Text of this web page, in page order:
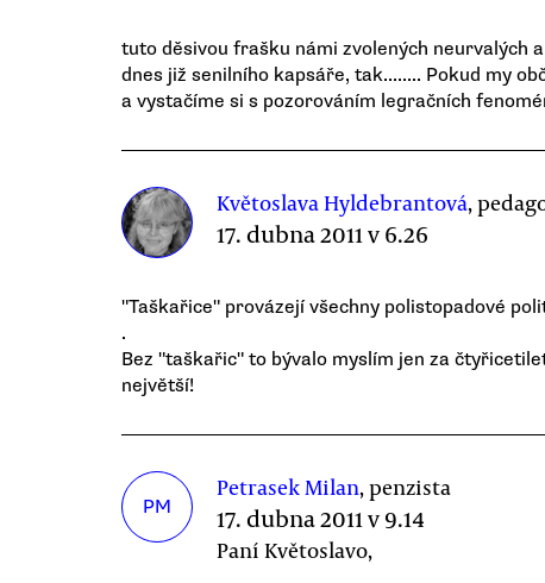
tuto děsivou frašku námi zvolených neurvalých
dnes již senilního kapsáře, tak........ Pokud my
a vystačíme si s pozorováním legračních
Květoslava Hyldebrantová,
17. dubna 2011 v 6.26
"Taškařice" provázejí všechny polistopadové
.
Bez "taškařic" to bývalo myslím jen za
největší!
PM
Petrasek Milan, penzista
17. dubna 2011 v 9.14
Paní Květoslavo,